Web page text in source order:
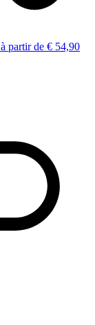
à partir de € 54,90